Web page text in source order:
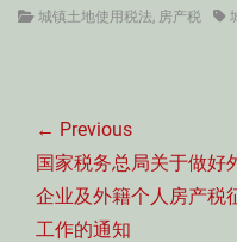
Categories
城镇土地使用税法, 房产税
章
导
航
← Previous
Previous
post:
国家税务总局关于做好
企业及外籍个人房产税
工作的通知